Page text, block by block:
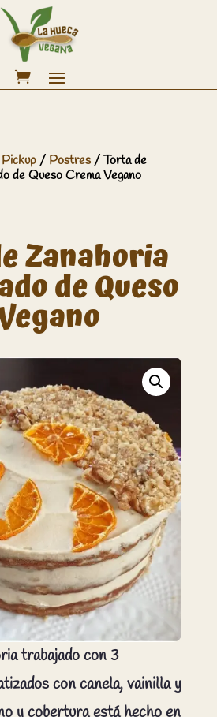
/ Postres/ Torta de
de Queso Crema Vegano
Zanahoria
de Queso
trabajado con 3
con canela, vainilla y
y cobertura está hecho en